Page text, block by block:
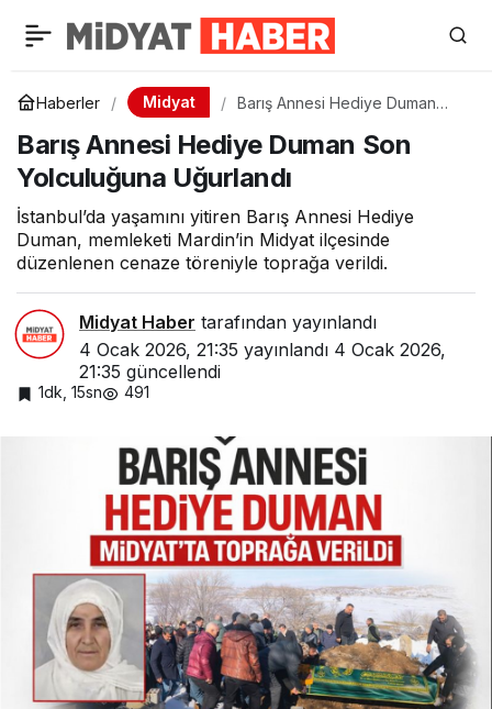
Haberler Midyat
Barış Annesi Hediye Duman
Barış Annesi Hediye Duman Son
Yolculuğuna Uğurlandı
İstanbul’da yaşamını yitiren Barış Annesi Hediye
Duman, memleketi Mardin’in Midyat ilçesinde
düzenlenen cenaze töreniyle toprağa verildi.
Midyat Haber tarafından yayınlandı
4 Ocak 2026, 21:35 yayınlandı 4 Ocak 2026,
21:35 güncellendi
1dk, 15sn 491